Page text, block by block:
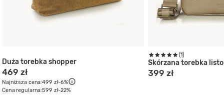
Duża torebka shopper
469 zł
Najniższa cena:499 zł-6%
Cena regularna:599 zł-22%
(1)
Skórzana torebka
399 zł